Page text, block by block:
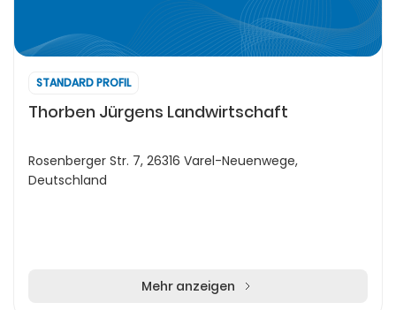
STANDARD PROFIL
Thorben Jürgens Landwirtschaft
Rosenberger Str. 7, 26316 Varel-Neuenwege,
Deutschland
Mehr anzeigen